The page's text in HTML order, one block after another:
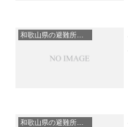
和歌山県の避難所一覧
和歌山県の避難所一覧